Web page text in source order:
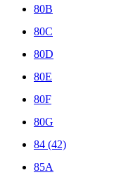
80B
80C
80D
80E
80F
80G
84 (42)
85A